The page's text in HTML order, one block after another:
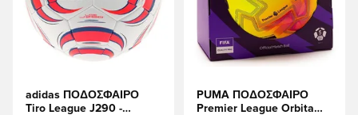
adidas ΠΟΔΟΣΦΑΙΡΟ
Tiro League J290 -
PUMA ΠΟΔΟΣΦΑΙΡΟ
Premier League Orbita